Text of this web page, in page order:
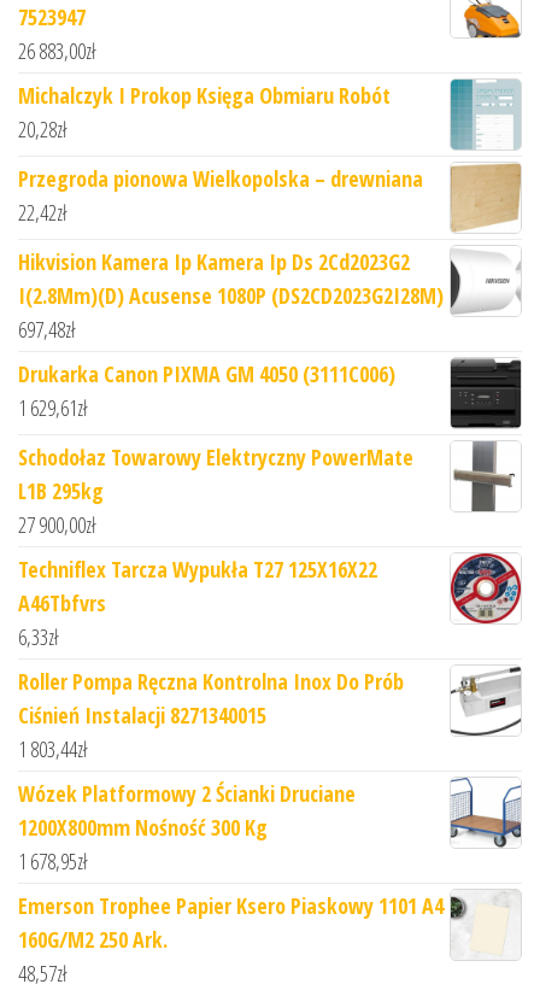
7523947
26 883,00zł
Michalczyk I Prokop Księga Obmiaru Robót
20,28zł
Przegroda pionowa Wielkopolska – drewniana
22,42zł
Hikvision Kamera Ip Kamera Ip Ds 2Cd2023G2
I(2.8Mm)(D) Acusense 1080P (DS2CD2023G2I28M)
697,48zł
Drukarka Canon PIXMA GM 4050 (3111C006)
1 629,61zł
Schodołaz Towarowy Elektryczny PowerMate
L1B 295kg
27 900,00zł
Techniflex Tarcza Wypukła T27 125X16X22
A46Tbfvrs
6,33zł
Roller Pompa Ręczna Kontrolna Inox Do Prób
Ciśnień Instalacji 8271340015
1 803,44zł
Wózek Platformowy 2 Ścianki Druciane
1200X800mm Nośność 300 Kg
1 678,95zł
Emerson Trophee Papier Ksero Piaskowy 1101 A4
160G/M2 250 Ark.
48,57zł